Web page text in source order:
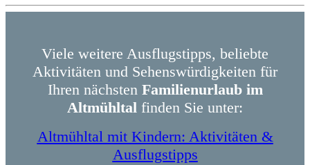
Viele weitere Ausflugstipps, beliebte
Aktivitäten und Sehenswürdigkeiten für
Ihren nächsten Familienurlaub im
Altmühltal finden Sie unter:
Altmühltal mit Kindern: Aktivitäten &
Ausflugstipps